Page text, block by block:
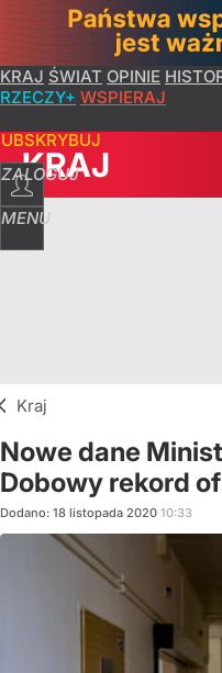
KRAJ ŚWIAT OPINIE
RZECZY+ WSPIERAJ
ZALOGUJ
MENU
KRAJ
Kraj
Nowe dane
Dobowy rekord
Dodano: 18 listopada 2020 10:33